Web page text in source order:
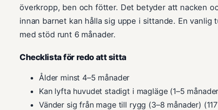
överkropp, ben och fötter. Det betyder att nacken
innan barnet kan hålla sig uppe i sittande. En
med stöd runt 6 månader.
Checklista för redo att sitta
Ålder minst 4–5 månader
Kan lyfta huvudet stadigt i magläge (1–5
Vänder sig från mage till rygg (3–8 månader)